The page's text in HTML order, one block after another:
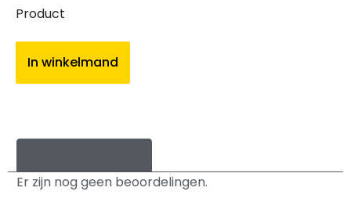
Product
In winkelmand
Er zijn nog geen beoordelingen.